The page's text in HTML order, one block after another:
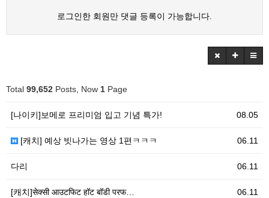
로그인한 회원만 댓글 등록이 가능합니다.
Total 99,652 Posts, Now 1 Page
08.05
[나이키]보메로 프리미엄 입고 기념 특가!
06.11
[캐치] 예상 빗나가는 영상 1편ㅋㅋㅋ
06.11
다리
06.11
[캐치]सेक्सी आउटफिट हॉट बॉडी परफ…